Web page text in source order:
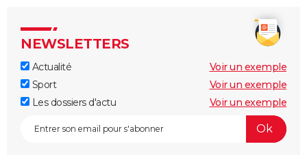
NEWSLETTERS
Actualité
Voir un exemple
Sport
Voir un exemple
Les dossiers d'actu
Voir un exemple